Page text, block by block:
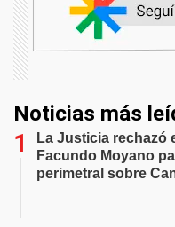
Noticias más
La Justicia rechazó
Facundo Moyano
perimetral sobre